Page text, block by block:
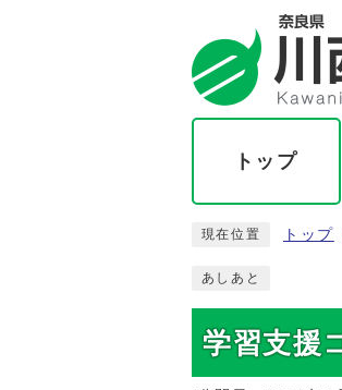
トップ
現在位置 トップ
あしあと
学習支援